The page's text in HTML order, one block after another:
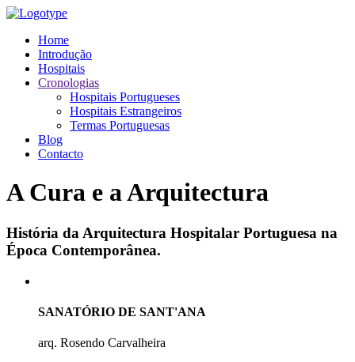
Home
Introdução
Hospitais
Cronologias
Hospitais Portugueses
Hospitais Estrangeiros
Termas Portuguesas
Blog
Contacto
A Cura e a Arquitectura
História da Arquitectura Hospitalar Portuguesa na
Época Contemporânea.
SANATÓRIO DE SANT'ANA
arq. Rosendo Carvalheira